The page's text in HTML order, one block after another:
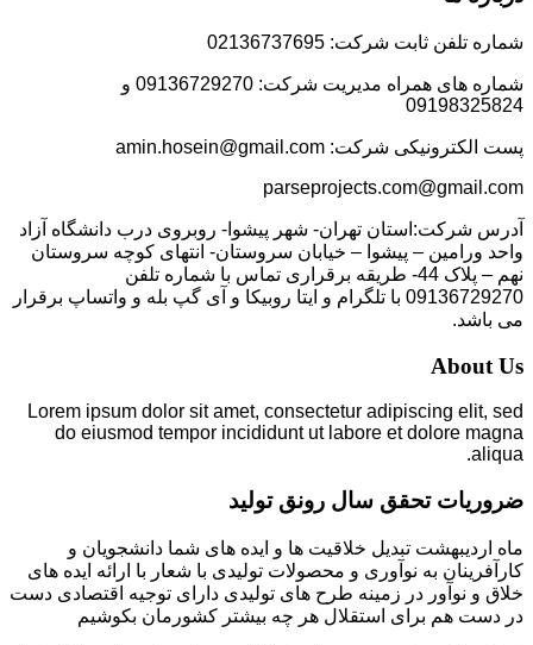
شماره تلفن ثابت شرکت: 02136737695
شماره های همراه مدیریت شرکت: 09136729270 و
09198325824
پست الکترونیکی شرکت: amin.hosein@gmail.com
parseprojects.com@gmail.com
آدرس شرکت:استان تهران- شهر پیشوا- روبروی درب دانشگاه آزاد
واحد ورامین – پیشوا – خیابان سروستان- انتهای کوچه سروستان
نهم – پلاک 44- طریقه برقراری تماس با شماره تلفن
09136729270 با تلگرام و ایتا روبیکا و آی گپ بله و واتساپ برقرار
می باشد.
About Us
Lorem ipsum dolor sit amet, consectetur adipiscing elit, sed
do eiusmod tempor incididunt ut labore et dolore magna
aliqua.
ضروریات تحقق سال رونق تولید
ماه اردیبهشت تبدیل خلاقیت ها و ایده های شما دانشجویان و
کارآفرینان به نوآوری و محصولات تولیدی با شعار با ارائه ایده های
خلاق و نوآور در زمینه طرح های تولیدی دارای توجیه اقتصادی دست
در دست هم برای استقلال هر چه بیشتر کشورمان بکوشیم